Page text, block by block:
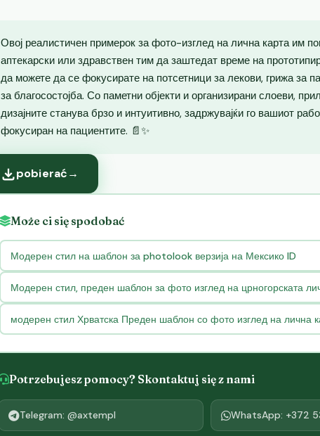
Овој реалистичен примерок за фото-изглед на лична карта им
аптекарски или здравствен тим да заштедат време на
да можете да се фокусирате на потсетници за лекови, грижа за
за благосостојба. Со паметни објекти и организирани слоеви,
дизајните станува брзо и интуитивно, задржувајќи го вашиот
фокусиран на пациентите. 📄✨
pobierać→
Może ci się spodobać
Модерен стил на шаблон за photolook верзија на Мексико ID
Модерен стил, преден шаблон за фото изглед на црногорската
модерен стил Хрватска Преден шаблон со фото изглед на лична
Potrzebujesz pomocy? Skontaktuj się z nami
Telegram: @axtempl WhatsApp: +372